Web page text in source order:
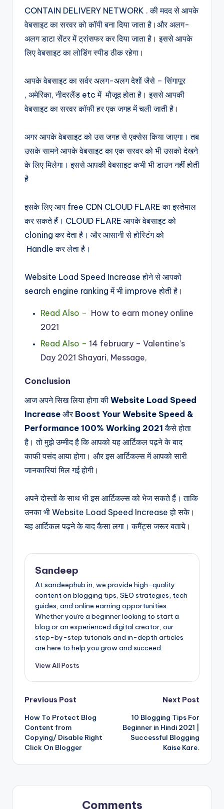
CONTAIN DELIVERY NETWORK . की मदद से आपके
वेबसाइट का सरवर को कॉपी बना दिया जाता है।और अलग-
अलग डाटा सेंटर में ट्रांसफर कर दिया जाता है। इससे आपके
लिए वेबसाइट का लोडिंग स्पीड ठीक रहेगा।
आपके वेबसाइट का सर्वर अलग-अलग देशों जैसे – सिंगापूर
, अमेरिका, नीदरलैंड etc में मौजूद होता है। इससे आपकी
वेबसाइट का सरवर कॉफी हर एक जगह में चली जाती है।
अगर आपके वेबसाइट को उस जगह से एक्सेस किया जाएगा। तब
उसके सामने आपके वेबसाइट का एक सरवर को भी उसको देखने
के लिए मिलेगा। इससे आपकी वेबसाइट कभी भी डाउन नहीं होती
है
इसके लिए आप free CDN CLOUD FLARE का इस्तेमाल
कर सकते हैं। CLOUD FLARE आपके वेबसाइट को
cloning कर देता है। और आसानी से होस्टिंग को
Handle कर लेता है।
Website Load Speed Increase होने से आपको
search engine ranking में भी improve होती है।
Read Also – How to earn money online
2021
Read Also – 14 february – Valentine’s
Day 2021 Shayari, Message,
Conclusion
आज अपने सिख लिया होगा की Website Load Speed
Increase और Boost Your Website Speed &
Performance 100% Working 2021कैसे होता
है। तो मुझे उम्मीद है कि आपको यह आर्टिकल पढ़ने के बाद
काफी पसंद आया होगा। और इस आर्टिकल्स में आपको सारी
जानकारियां मिल गई होगी।
अपने दोस्तों के साथ भी इस आर्टिकल्स को भेज सकते हैं। ताकि
उनका भी Website Load Speed Increase हो सके।
यह आर्टिकल पढ़ने के बाद कैसा लगा। कमैंट्स जरूर बताये।
Sandeep
At sandeephub.in, we provide high-quality
content on blogging tips, SEO strategies, tech
guides, and online earning opportunities.
Whether you're a beginner looking to start a
blog or an experienced digital creator, our
step-by-step tutorials and in-depth articles
are here to help you grow and succeed.
View All Posts
Post
navigation
Previous Post
How To Protect Blog
Content from
Copying/ Disable Right
Click On Blogger
Next Post
10 Blogging Tips For
Beginner in Hindi 2021 |
Successful Blogging
Kaise Kare.
Comments